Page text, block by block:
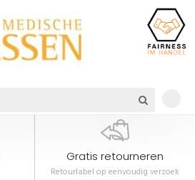
Gratis retourneren
Retourlabel op eenvoudig verzoek